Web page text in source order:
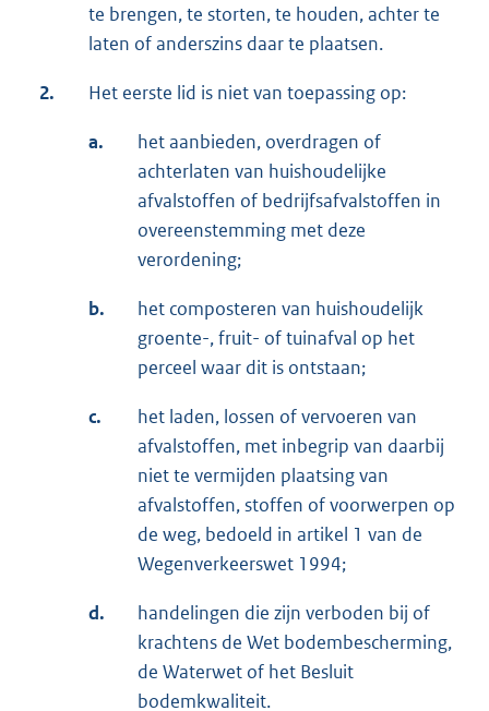
te brengen, te storten, te houden, achter te
laten of anderszins daar te plaatsen.
2. Het eerste lid is niet van toepassing op:
a.
het aanbieden, overdragen of
achterlaten van huishoudelijke
afvalstoffen of bedrijfsafvalstoffen in
overeenstemming met deze
verordening;
b.
het composteren van huishoudelijk
groente-, fruit- of tuinafval op het
perceel waar dit is ontstaan;
c.
het laden, lossen of vervoeren van
afvalstoffen, met inbegrip van daarbij
niet te vermijden plaatsing van
afvalstoffen, stoffen of voorwerpen op
de weg, bedoeld in artikel 1 van de
Wegenverkeerswet 1994;
d.
handelingen die zijn verboden bij of
krachtens de Wet bodembescherming,
de Waterwet of het Besluit
bodemkwaliteit.